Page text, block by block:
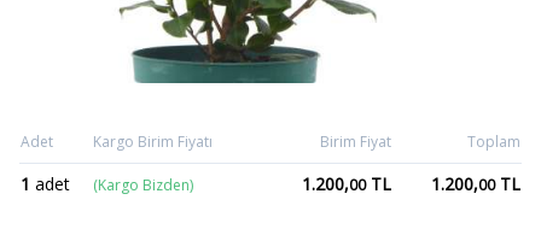
Adet Kargo Birim Fiyatı Birim Fiyat Toplam
1 adet (Kargo Bizden) 1.200,00TL 1.200,00TL